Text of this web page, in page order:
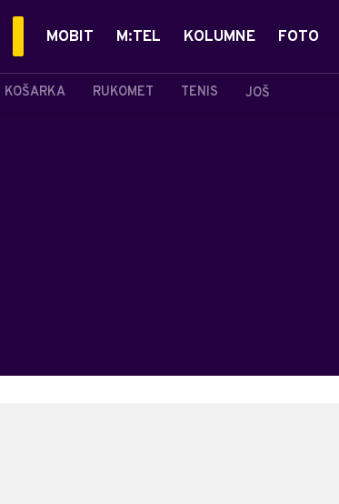
KOŠARKA RUKOMET TENIS JOŠ
MOBIT M:TEL KOLUMNE FOTO